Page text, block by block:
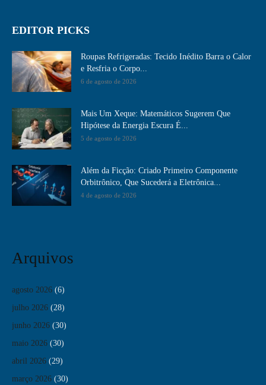
EDITOR PICKS
Roupas Refrigeradas: Tecido Inédito Barra o Calor
e Resfria o Corpo...
6 de agosto de 2026
Mais Um Xeque: Matemáticos Sugerem Que
Hipótese da Energia Escura É...
5 de agosto de 2026
Além da Ficção: Criado Primeiro Componente
Orbitrônico, Que Sucederá a Eletrônica...
4 de agosto de 2026
Arquivos
agosto 2026 (6)
julho 2026 (28)
junho 2026 (30)
maio 2026 (30)
abril 2026 (29)
março 2026 (30)